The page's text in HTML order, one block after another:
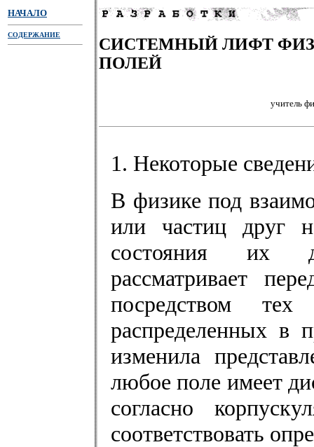
НАЧАЛО
СОДЕРЖАНИЕ
СИСТЕМНЫЙ ЛИФТ
ПОЛЕЙ
учитель
1. Некоторые
В физике под
или частиц друг
состояния их
рассматривает
посредством
распределенных в
изменила
любое поле имеет
согласно
соответствовать